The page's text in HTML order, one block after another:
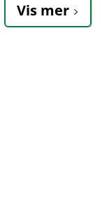
Vis mer